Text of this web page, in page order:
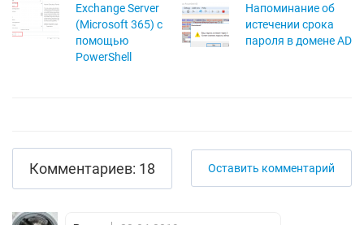
Exchange Server
(Microsoft 365) с
помощью
PowerShell
Напоминание об
истечении срока
пароля в домене AD
Комментариев: 18 Оставить комментарий